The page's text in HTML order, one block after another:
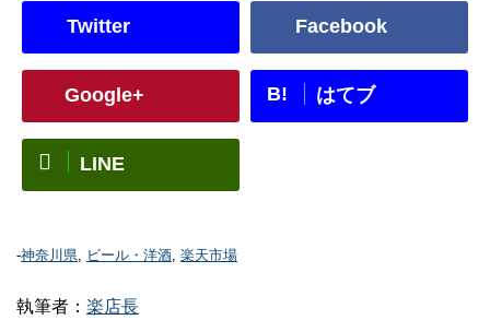
Twitter Facebook
Google+ B! はてブ
LINE
-神奈川県, ビール・洋酒, 楽天市場
執筆者： 楽店長